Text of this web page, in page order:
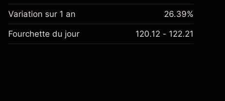
Variation sur 1 an 26.39%
Fourchette du jour 120.12 - 122.21